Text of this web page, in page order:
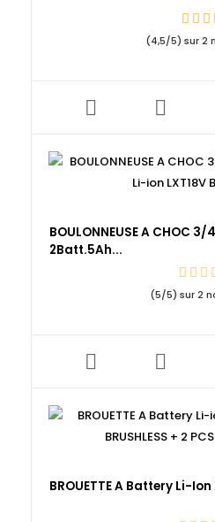
(4,5/5) sur2
BOULONNEUSE A CHOC
2Batt.5Ah...
(5/5) sur2
BROUETTE A Battery Li-Ion